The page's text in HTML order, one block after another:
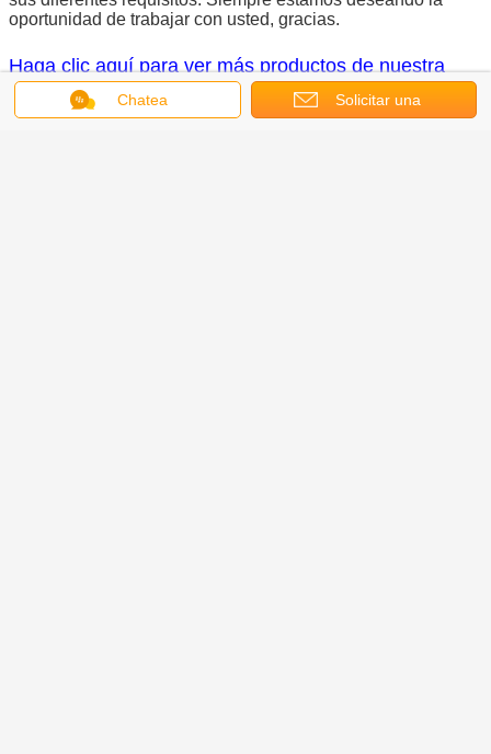
oportunidad de trabajar con usted, gracias.
Haga clic aquí para ver más productos de nuestra
empresa:
Chatea Solicitar una